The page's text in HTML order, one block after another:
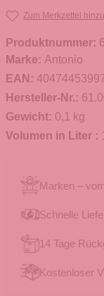
Zum Merkzettel
Produktnummer:
Marke: Antonio
EAN:
Hersteller-Nr.:
Gewicht: 0,1 kg
Volumen in Liter :
Marken –
Schnelle
14 Tage
Kostenloser